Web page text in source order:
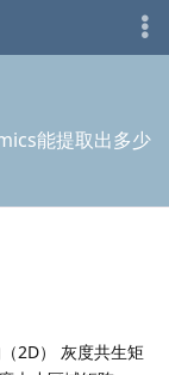
能提取出多少
2D） 灰度共生矩